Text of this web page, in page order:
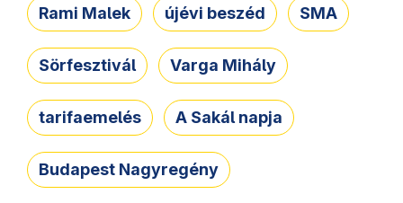
Rami Malek újévi beszéd SMA
Sörfesztivál Varga Mihály
tarifaemelés A Sakál napja
Budapest Nagyregény